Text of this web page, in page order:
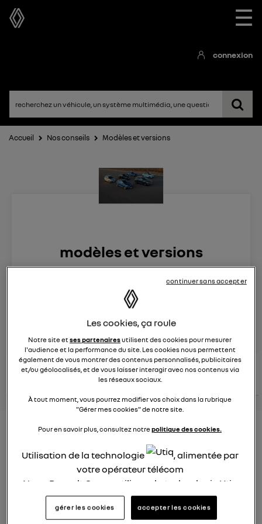
☰
connexion
Accueil Nos conseils Modèles et versions
modèles et versions
13:15
Véhicules RENAULT
posez une question
conseils Renault
consultez les
conseils
similaires
voir tous les
Nouveau modèle électrique
Renault 2022
26 janvier 2022
Quel est le nouveau modèle électrique Renault cette
Les cookies, ça roule
Notre site etses partenairesutilisent des cookies pour mesurer
l'audience et la performance du site. Les cookies nous permettent
également de vous montrer des contenus personnalisés, publicitaires
et/ou géolocalisés, et de vous laisser interagir avec nos contenus via
les réseaux sociaux.
À tout moment, vous pourrez modifier vos choix dans la rubrique
"Gérer mes cookies" de notre site.
Pour en savoir plus, consultez notrepolitique des cookies.
Utilisation de la technologie
, alimentée par
votre opérateur télécom
Nous, Renault Group, utilisons la technologie Utiq
pour nos activités digitales (telles que décrites
dans cette notice de consentement) et liées à
gérer les cookies accepter les cookies
continuer sans accepter